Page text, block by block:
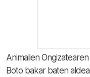
Animalien
Boto bakar baten